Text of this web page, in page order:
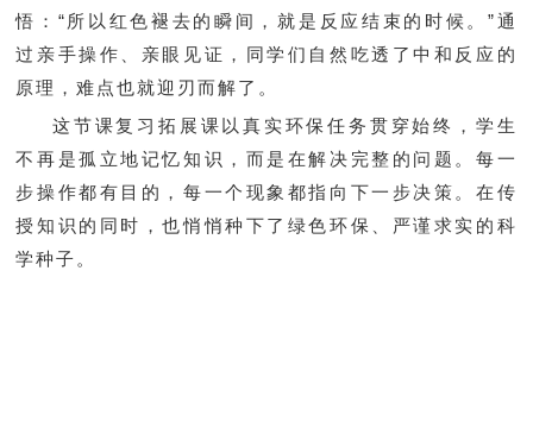
悟：“所以红色褪去的瞬间，就是反应结束的时候。”通
过亲手操作、亲眼见证，同学们自然吃透了中和反应的
原理，难点也就迎刃而解了。
这节课复习拓展课以真实环保任务贯穿始终，学生
不再是孤立地记忆知识，而是在解决完整的问题。每一
步操作都有目的，每一个现象都指向下一步决策。在传
授知识的同时，也悄悄种下了绿色环保、严谨求实的科
学种子。